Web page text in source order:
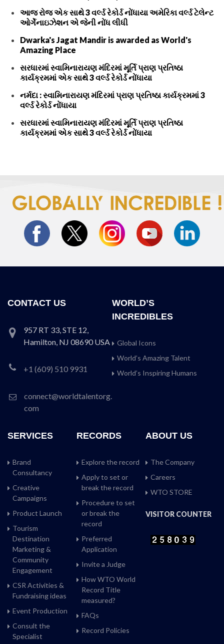
આજ રોજ એક સાથે 3 વર્લ્ડ રેકોર્ડ નોંધાયા અમેરિકા વર્લ્ડ ટેલેન્ટ
ઓર્ગેનાઇઝેશન એ જેની નોંધ લીધી
Dwarka's Jagat Mandir is awarded as World's
Amazing Place
સરધારમાં સ્વામિનારાયણ મંદિરમાં મૂર્તિ પ્રાણ પ્રતિષ્ઠા
કાર્યક્રમમાં એક સાથે 3 વર્લ્ડ રેકોર્ડ નોંધાયા
નર્મદા : સ્વામિનારાયણ મંદિરમાં પ્રાણ પ્રતિષ્ઠા કાર્યક્રમમાં 3
વર્લ્ડ રેકોર્ડ નોંધાયા
સરધારમાં સ્વામિનારાયણ મંદિરમાં મૂર્તિ પ્રાણ પ્રતિષ્ઠા
કાર્યક્રમમાં એક સાથે 3 વર્લ્ડ રેકોર્ડ નોંધાયા
CONTACT US
957 RT 33, STE 12,
Hamilton, NJ 08690 USA
+1 (609) 510 9931
connect@worldtalentorg.
com
WORLD’S
INCREDIBLES
Global Icons
World’s Amazing Talent
World’s Inspiring Humans
SERVICES
Brand
Consultancy
Creative
Campaigns
Product Launch
Tourism
Destination
Marketing &
Community
Engagement
CSR Activities &
Fundraising ideas
Event Production
Consult the
Specialist
RECORDS
Explore the record
Apply to set or
break the record
Procedure to set
or break the
record
Preferred
Application
Invite a Judge
How WTO World
Record Title
measured?
FAQs
Record Policies
ABOUT US
The Company
Careers
WTO STORE
VISITOR COUNTER